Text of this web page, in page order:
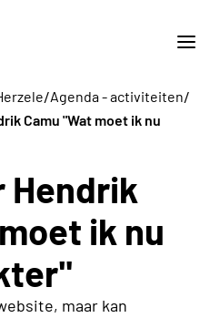
/Agenda - activiteiten/
Camu "Wat moet ik nu
Hendrik
ik nu
maar kan